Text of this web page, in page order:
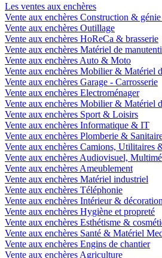
Les ventes aux enchères
Vente aux enchères Construction &
Vente aux enchères Outillage
Vente aux enchères HoReCa & brasserie
Vente aux enchères Matériel de
Vente aux enchères Auto & Moto
Vente aux enchères Mobilier & Matériel
Vente aux enchères Garage - Carrosserie
Vente aux enchères Electroménager
Vente aux enchères Mobilier & Matériel
Vente aux enchères Sport & Loisirs
Vente aux enchères Informatique & IT
Vente aux enchères Plomberie &
Vente aux enchères Camions, Utilitaires
Vente aux enchères Audiovisuel,
Vente aux enchères Ameublement
Vente aux enchères Matériel industriel
Vente aux enchères Téléphonie
Vente aux enchères Intérieur & décoration
Vente aux enchères Hygiène et propreté
Vente aux enchères Esthétisme &
Vente aux enchères Santé & Matériel
Vente aux enchères Engins de chantier
Vente aux enchères Agriculture